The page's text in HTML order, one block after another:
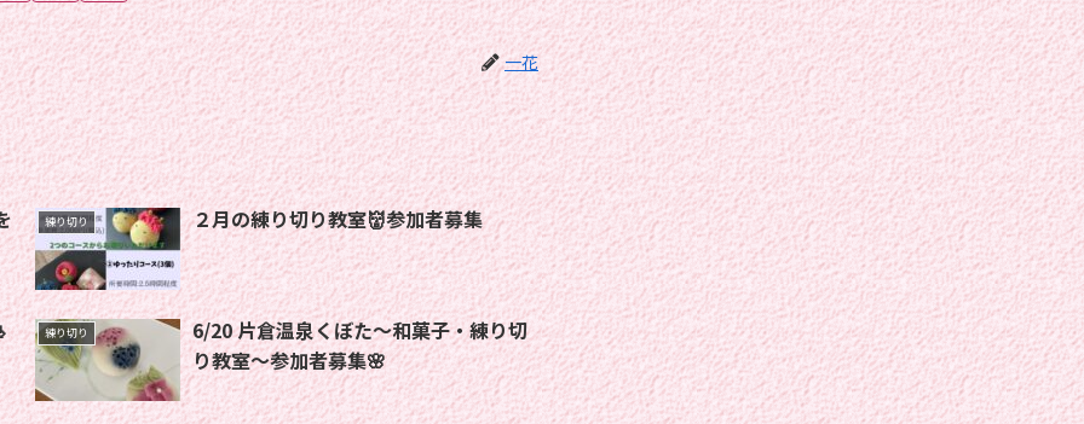
一花
練り切り ２月の練り切り教室👹参加者募集
練り切り
6/20 片倉温泉くぼた〜和菓子・練り切
り教室〜参加者募集🌸